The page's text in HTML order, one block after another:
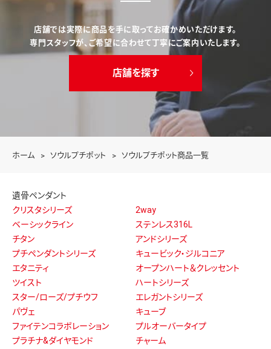
ホーム ソウルプチポット ソウルプチポット商品一覧
店舗では実際に商品を手に取ってお確かめいただけます。
専門スタッフが、ご希望に合わせて丁寧にご案内いたします。
店舗を探す
遺骨ペンダント
クリスタシリーズ
2way
ベーシックライン
ステンレス316L
チタン
アンドシリーズ
プチペンダントシリーズ
キュービック・ジルコニア
エタニティ
オープンハート＆クレッセント
ツイスト
ハートシリーズ
スター/ローズ/プチウフ
エレガントシリーズ
パヴェ
キューブ
ファイテンコラボレーション
プルオーバータイプ
プラチナ&ダイヤモンド
チャーム